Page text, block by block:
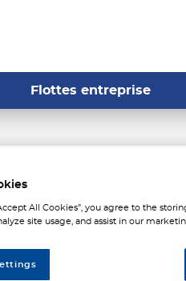
Flottes entreprise
All Cookies”, you agree to the
site usage, and assist in our